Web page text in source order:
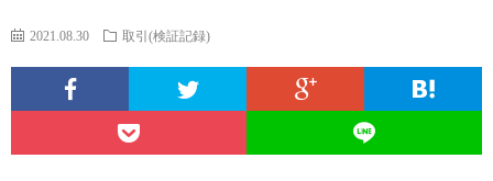
グ
2021.08.30 取引(検証記録)